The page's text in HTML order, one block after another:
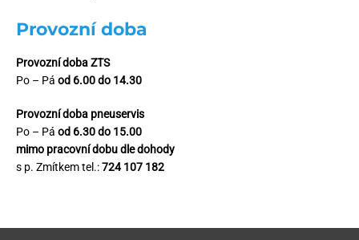
Provozní doba
Provozní doba ZTS
Po – Pá od 6.00 do 14.30
Provozní doba pneuservis
Po – Pá od 6.30 do 15.00
mimo pracovní dobu dle dohody
s p. Zmítkem tel.:724 107 182